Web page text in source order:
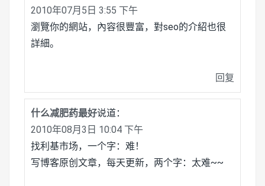
2010年07月5日 3:55 下午
瀏覽你的網站，內容很豐富，對seo的介紹也很
詳細。
回复
什么减肥药最好说道：
2010年08月3日 10:04 下午
找利基市场，一个字：难！
写博客原创文章，每天更新，两个字：太难~~